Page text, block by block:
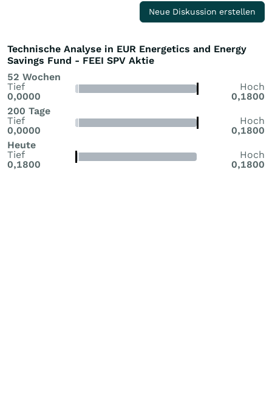
Neue Diskussion erstellen
Technische Analyse in EUR Energetics and Energy
Savings Fund - FEEI SPV Aktie
52 Wochen
Tief
0,0000
Hoch
0,1800
200 Tage
Tief
0,0000
Hoch
0,1800
Heute
Tief
0,1800
Hoch
0,1800